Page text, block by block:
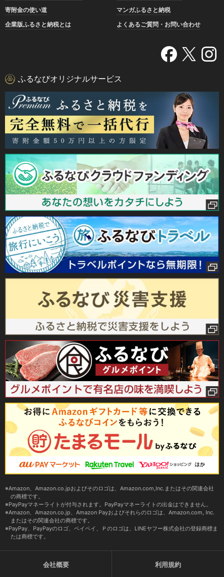
寄附金の使い道
マンガふるさと納税
企業版ふるさと納税とは
よくあるご質問・お問い合わせ
ふるなびオリジナルサービス
Amazon、Amazon.co.jpおよびそのロゴは、Amazon.com,Inc.またはその関連会社
の商標です。
PayPayマネーライトが付与されます。PayPayマネーライトの出金はできません。
Amazon、Amazon.co.jp、Amazon Payおよびそれらのロゴは、Amazon.com, Inc.
またはその関連会社の商標です。
PayPay、PayPayのロゴ、ペイペイ、Ｐのロゴは、LINEヤフー株式会社の登録商標ま
たは商標です。
会社概要 利用規約